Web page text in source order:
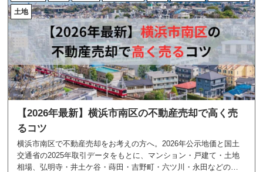
土地
【2026年最新】横浜市南区の不動産売却で高く売
るコツ
横浜市南区で不動産売却をお考えの方へ。2026年公示地価と国土
交通省の2025年取引データをもとに、マンション・戸建て・土地
相場、弘明寺・井土ケ谷・蒔田・吉野町・六ツ川・永田などのエ